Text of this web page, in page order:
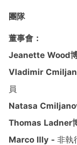
團隊
董事會：
Jeanette Wood
Vladimir
員
Natasa
Thomas Ladner
Marco Illy - 非執